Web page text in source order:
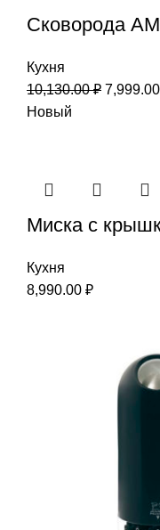
Сковорода
Кухня
10,130.00₽ 7,999.00
Новый
Миска с
Кухня
8,990.00 ₽